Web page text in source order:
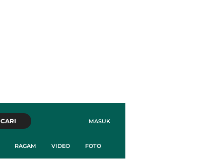
MASUK
CARI
RAGAM VIDEO FOTO